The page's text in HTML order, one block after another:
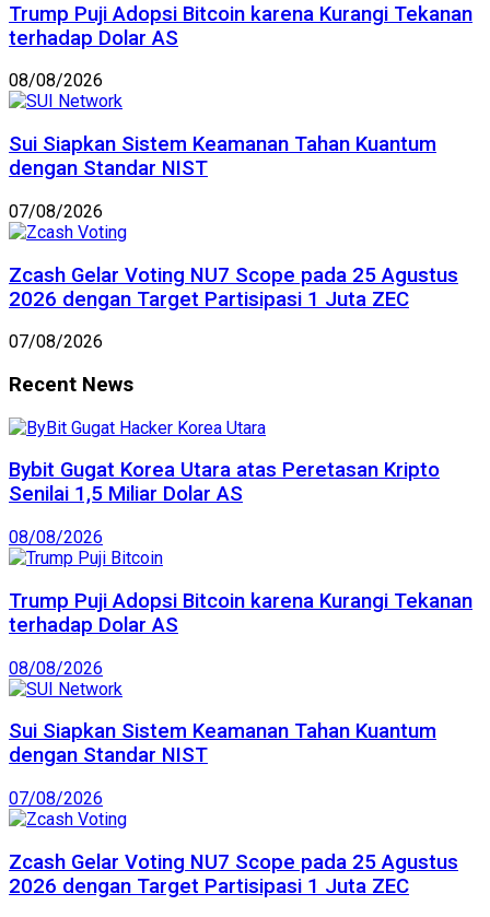
Trump Puji Adopsi Bitcoin karena Kurangi Tekanan
terhadap Dolar AS
08/08/2026
Sui Siapkan Sistem Keamanan Tahan Kuantum
dengan Standar NIST
07/08/2026
Zcash Gelar Voting NU7 Scope pada 25 Agustus
2026 dengan Target Partisipasi 1 Juta ZEC
07/08/2026
Recent News
Bybit Gugat Korea Utara atas Peretasan Kripto
Senilai 1,5 Miliar Dolar AS
08/08/2026
Trump Puji Adopsi Bitcoin karena Kurangi Tekanan
terhadap Dolar AS
08/08/2026
Sui Siapkan Sistem Keamanan Tahan Kuantum
dengan Standar NIST
07/08/2026
Zcash Gelar Voting NU7 Scope pada 25 Agustus
2026 dengan Target Partisipasi 1 Juta ZEC